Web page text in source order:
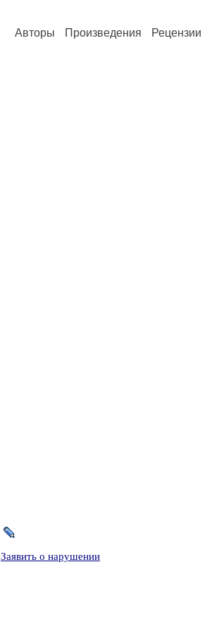
Авторы Произведения Рецензии
Заявить о нарушении